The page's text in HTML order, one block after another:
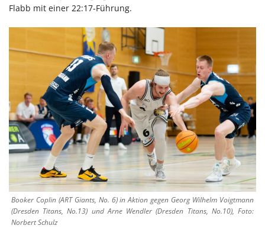
Flabb mit einer 22:17-Führung.
Booker Coplin (ART Giants, No. 6) in Aktion gegen Georg Wilhelm Voigtmann
(Dresden Titans, No.13) und Arne Wendler (Dresden Titans, No.10), Foto:
Norbert Schulz